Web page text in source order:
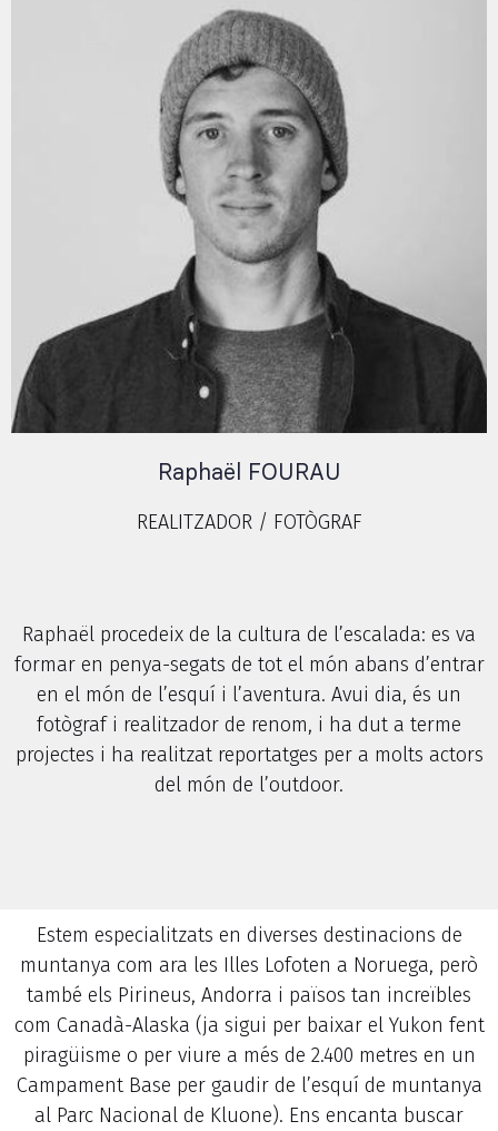
Raphaël FOURAU
REALITZADOR / FOTÒGRAF
Raphaël procedeix de la cultura de l’escalada: es va
formar en penya-segats de tot el món abans d’entrar
en el món de l’esquí i l’aventura. Avui dia, és un
fotògraf i realitzador de renom, i ha dut a terme
projectes i ha realitzat reportatges per a molts actors
del món de l’outdoor.
Estem especialitzats en diverses destinacions de
muntanya com ara les Illes Lofoten a Noruega, però
també els Pirineus, Andorra i països tan increïbles
com Canadà-Alaska (ja sigui per baixar el Yukon fent
piragüisme o per viure a més de 2.400 metres en un
Campament Base per gaudir de l’esquí de muntanya
al Parc Nacional de Kluone). Ens encanta buscar